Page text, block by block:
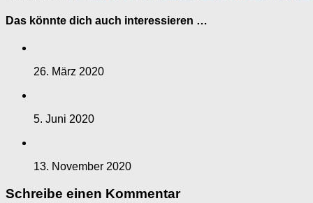
Das könnte dich auch interessieren …
26. März 2020
5. Juni 2020
13. November 2020
Schreibe einen Kommentar